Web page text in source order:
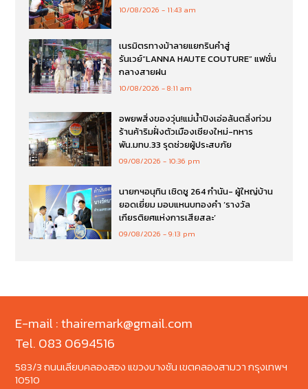
10/08/2026 11:43 am
เนรมิตรทางม้าลายแยกรินคำสู่
รันเวย์“LANNA HAUTE COUTURE” แฟชั่น
กลางสายฝน
10/08/2026 8:11 am
อพยพสิ่งของวุ่น!แม่น้ำปิงเอ่อล้นตลิ่งท่วม
ร้านค้าริมฝั่งตัวเมืองเชียงใหม่-ทหาร
พัน.มทบ.33 รุดช่วยผู้ประสบภัย
09/08/2026 10:36 pm
นายกฯอนุทิน เชิดชู 264 กำนัน- ผู้ใหญ่บ้าน
ยอดเยี่ยม มอบแหนบทองคำ ‘รางวัล
เกียรติยศแห่งการเสียสละ’
09/08/2026 9:13 pm
E-mail : thairemark@gmail.com
Tel. 083 0694516
583/3 ถนนเลียบคลองสอง แขวงบางชัน เขตคลองสามวา กรุงเทพฯ
10510